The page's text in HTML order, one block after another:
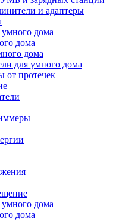
и адаптеры
дома
дома
дома
для умного дома
от протечек
дома
дома